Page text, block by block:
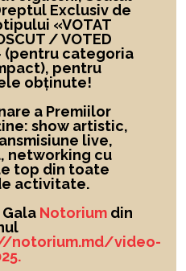
Exclusiv de
«VOTAT
/ VOTED
(pentru categoria
pentru
obținute!
a Premiilor
show artistic,
live,
networking cu
top din toate
activitate.
Notoriumdin
notorium.md/video-